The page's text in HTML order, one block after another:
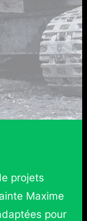
projets
Maxime
pour